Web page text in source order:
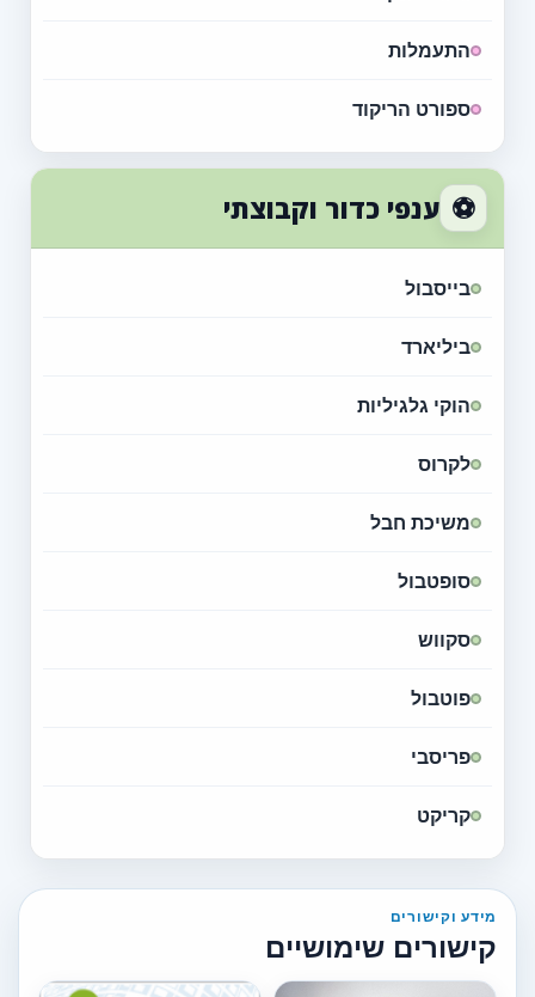
התעמלות
ספורט הריקוד
⚽ ענפי כדור וקבוצתי
בייסבול
ביליארד
הוקי גלגיליות
לקרוס
משיכת חבל
סופטבול
סקווש
פוטבול
פריסבי
קריקט
מידע וקישורים
קישורים שימושיים